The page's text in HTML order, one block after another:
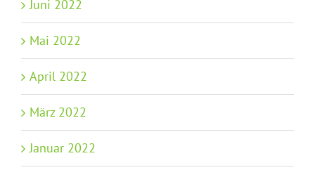
Juni 2022
Mai 2022
April 2022
März 2022
Januar 2022